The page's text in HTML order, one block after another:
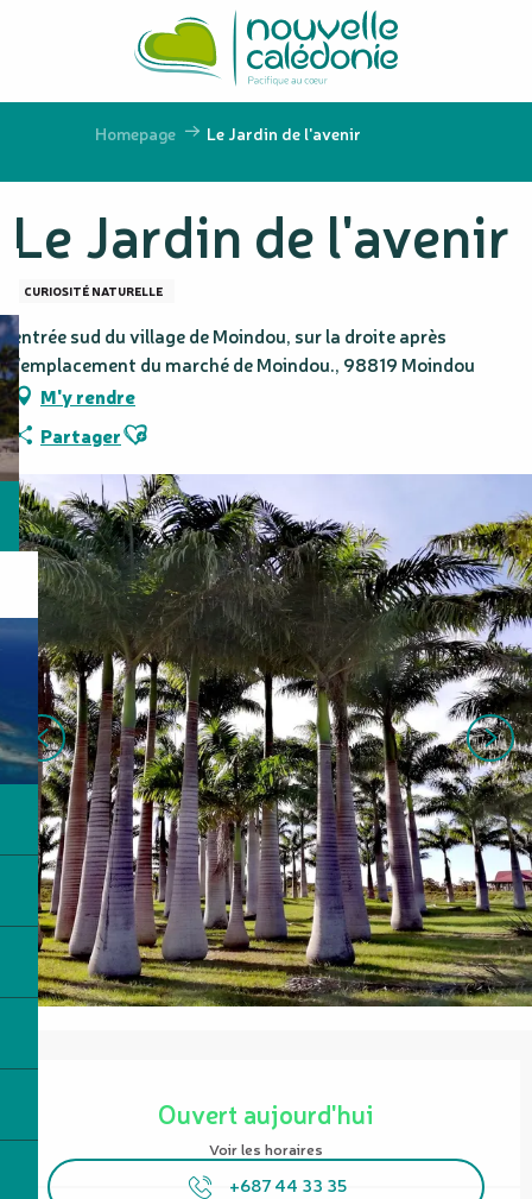
principal
Homepage Le Jardin de l'avenir
Le Jardin de l'avenir
CURIOSITÉ NATURELLE
entrée sud du village de Moindou, sur la droite après
l'emplacement du marché de Moindou., 98819 Moindou
M'y rendre
PartagerAjouter aux favoris
Ouverture et coordonnées
Ouvert aujourd'hui
Voir les horaires
+687 44 33 35